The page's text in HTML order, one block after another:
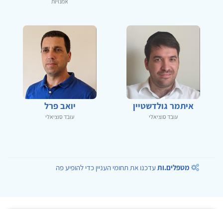
איתמר גולדשטיין
עובד סוציאלי
יואב פרל
עובד סוציאלי
מטפלים.ותעדכנו את תחומי העניין כדי להופיע פה